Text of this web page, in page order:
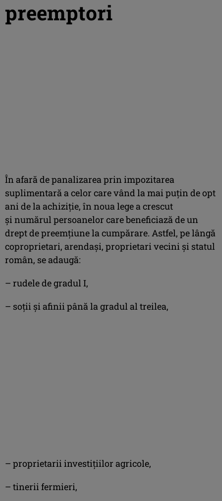
preemptori
În afară de panalizarea prin impozitarea
suplimentară a celor care vând la mai puțin de opt
ani de la achiziție, în noua lege a crescut
și numărul persoanelor care beneficiază de un
drept de preemțiune la cumpărare. Astfel, pe lângă
coproprietari, arendași, proprietari vecini și statul
român, se adaugă:
– rudele de gradul I,
– soții și afinii până la gradul al treilea,
– proprietarii investițiilor agricole,
– tinerii fermieri,